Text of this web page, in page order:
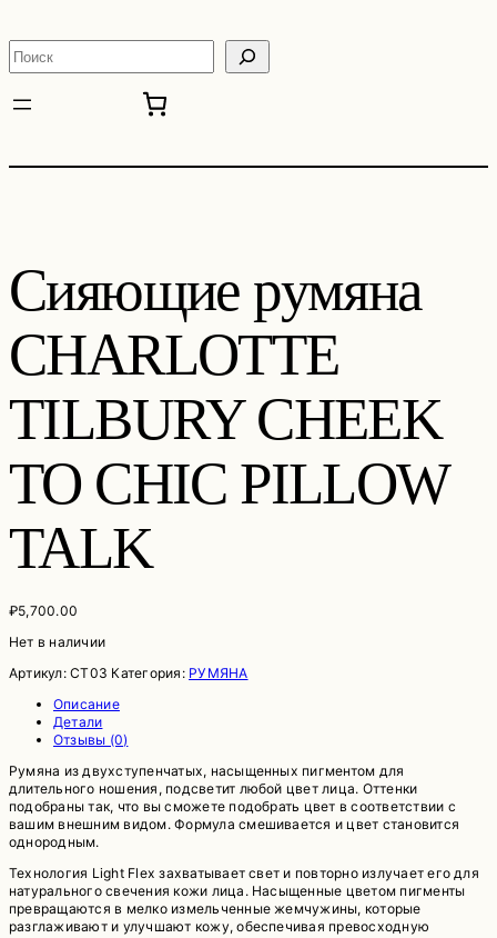
содержимому
Поиск
Сияющие румяна
CHARLOTTE
TILBURY CHEEK
TO CHIC PILLOW
TALK
₽5,700.00
Нет в наличии
Артикул:CT03 Категория: РУМЯНА
Описание
Детали
Отзывы (0)
Румяна из двухступенчатых, насыщенных пигментом для
длительного ношения, подсветит любой цвет лица. Оттенки
подобраны так, что вы сможете подобрать цвет в соответствии с
вашим внешним видом. Формула смешивается и цвет становится
однородным.
Технология Light Flex захватывает свет и повторно излучает его для
натурального свечения кожи лица. Насыщенные цветом пигменты
превращаются в мелко измельченные жемчужины, которые
разглаживают и улучшают кожу, обеспечивая превосходную